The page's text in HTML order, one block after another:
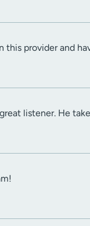
this provider and
listener. He